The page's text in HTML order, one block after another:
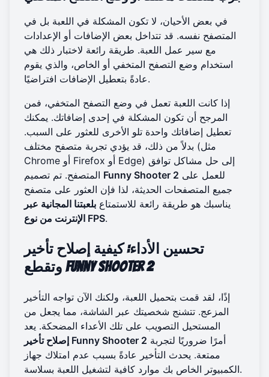
في بعض الأحيان، لا تكون المشكلة في اللعبة بل في
المتصفح نفسه. قد تتداخل بعض الإضافات أو الإعدادات
مع سير عمل اللعبة. طريقة رائعة لاختبار ذلك هي
استخدام وضع التصفح المتخفي أو الخاص، والذي يقوم
عادةً بتعطيل الإضافات افتراضيًا.
إذا كانت اللعبة تعمل في وضع التصفح المتخفي، فمن
المرجح أن تكون المشكلة في إحدى إضافاتك. يمكنك
تعطيل إضافاتك واحدة تلو الأخرى للعثور على السبب.
بدلاً من ذلك، قد يؤدي تجربة متصفح مختلف (مثل
Chrome أو Firefox أو Edge) إلى حل مشاكل توافق
Funny Shooter 2
جميع المتصفحات الحديثة، لذا فإن العثور على متصفح
يناسبك هو طريقة رائعة للاستمتاع بلعبتنا المجانية عبر
الإنترنت من نوع FPS.
تحسين الأداء: كيفية إصلاح تأخير
وتقطع Funny Shooter 2
إذًا، لقد قمت بتحميل اللعبة، ولكنك الآن تواجه التأخير
المزعج. تتشنج شخصيتك عبر الشاشة، مما يجعل من
المستحيل التصويب على تلك الأعداء المضحكة. يعد
إصلاح تأخير Funny Shooter 2
ممتعة. يحدث التأخير عادةً بسبب عدم امتلاك جهاز
الكمبيوتر الخاص بك موارد كافية لتشغيل اللعبة بسلاسة.